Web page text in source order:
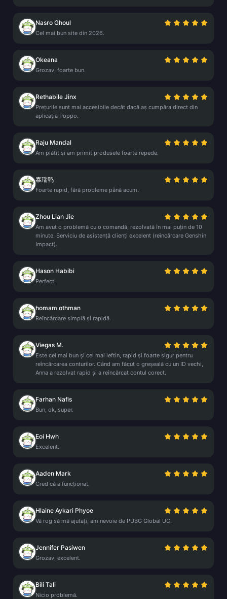
Nasro Ghoul
Cel mai bun site din 2026.
Okeana
Grozav, foarte bun.
Rethabile Jinx
Prețurile sunt mai accesibile decât dacă aș cumpăra direct din
aplicația Poppo.
Raju Mandal
Am plătit și am primit produsele foarte repede.
泰瑞鸭
Foarte rapid, fără probleme până acum.
Zhou Lian Jie
Am avut o problemă cu o comandă, rezolvată în mai puțin de 10
minute. Serviciu de asistență clienți excelent (reîncărcare Genshin
Impact).
Hason Habibi
Perfect!
homam othman
Reîncărcare simplă și rapidă.
Viegas M.
Este cel mai bun și cel mai ieftin, rapid și foarte sigur pentru
reîncărcarea conturilor. Când am făcut o greșeală cu un ID vechi,
Anna a rezolvat rapid și a reîncărcat contul corect.
Farhan Nafis
Bun, ok, super.
Eoi Hwh
Excelent.
Aaden Mark
Cred că a funcționat.
Hlaine Aykari Phyoe
Vă rog să mă ajutați, am nevoie de PUBG Global UC.
Jennifer Pasiwen
Grozav, excelent.
Bili Tali
Nicio problemă.